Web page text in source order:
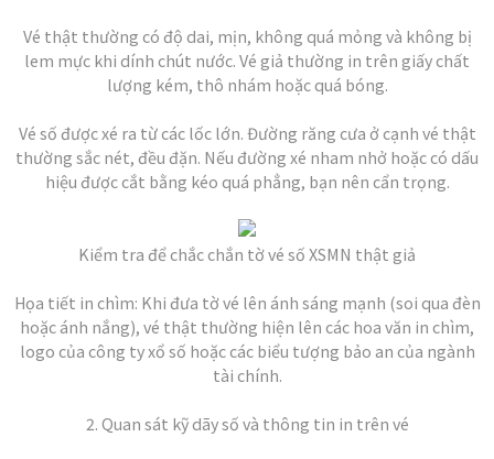
Vé thật thường có độ dai, mịn, không quá mỏng và không bị
lem mực khi dính chút nước. Vé giả thường in trên giấy chất
lượng kém, thô nhám hoặc quá bóng.
Vé số được xé ra từ các lốc lớn. Đường răng cưa ở cạnh vé thật
thường sắc nét, đều đặn. Nếu đường xé nham nhở hoặc có dấu
hiệu được cắt bằng kéo quá phẳng, bạn nên cẩn trọng.
Kiểm tra để chắc chắn tờ vé số XSMN thật giả
Họa tiết in chìm: Khi đưa tờ vé lên ánh sáng mạnh (soi qua đèn
hoặc ánh nắng), vé thật thường hiện lên các hoa văn in chìm,
logo của công ty xổ số hoặc các biểu tượng bảo an của ngành
tài chính.
2. Quan sát kỹ dãy số và thông tin in trên vé